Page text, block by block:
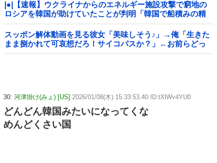
|●|【速報】ウクライナからのエネルギー施設攻撃で窮地の
ロシアを韓国が助けていたことが判明「韓国で船積みの精
製油3万トンがロシア行き」
スッポン解体動画を見る彼女「美味しそう♪」→俺「生きた
まま捌かれて可哀想だろ！サイコパスか？」←お前らどっ
ち？
30: 河津掛け(みょ) [US] 2026/01/08(木) 15:33:53.40 ID:tXlWv4YU0
どんどん韓国みたいになってくな
めんどくさい国